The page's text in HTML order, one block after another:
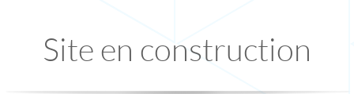
Site en construction